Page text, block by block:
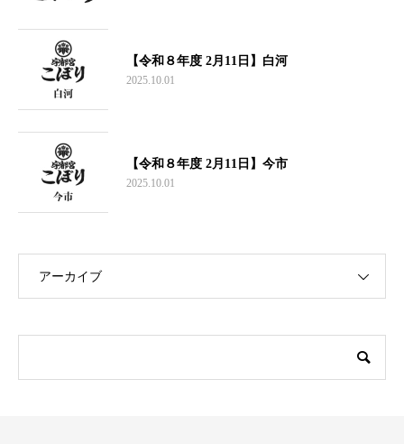
【令和８年度 2月11日】白河
2025.10.01
【令和８年度 2月11日】今市
2025.10.01
アーカイブ